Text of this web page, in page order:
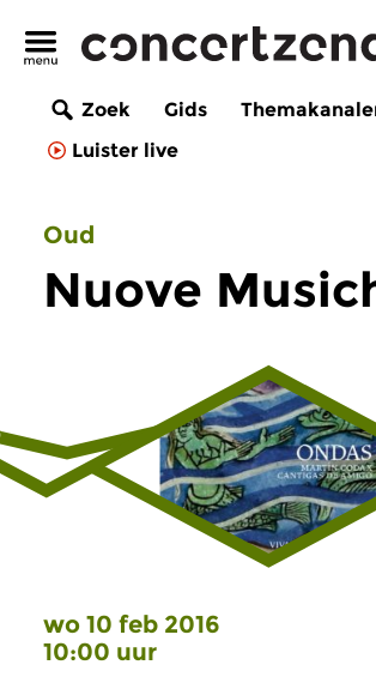
Zoek Gids
Luister live
Oud
Nuove
wo 10 feb 2016
10:00 uur